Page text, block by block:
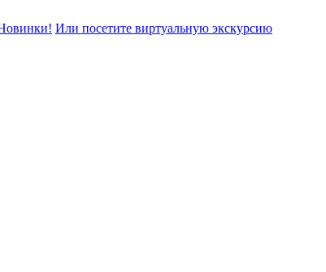
Или посетите виртуальную экскурсию